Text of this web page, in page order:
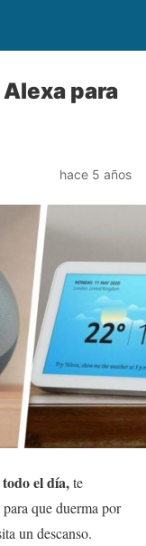
para
hace 5 años
el día,te
que duerma por
un descanso.